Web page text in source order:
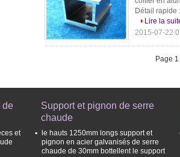
Détail rapide
Lire la
2015-07-22
Page
de
et
Support et pignon de serre
chaude
le hauts 1250mm longs support et
pignon en acier galvanisés de serre
chaude de 30mm bottellent le support